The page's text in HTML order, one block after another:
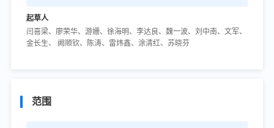
起草人
闫喜梁、廖荣华、游姗、徐海明、李达良、魏一波、刘中南、文军、
金长生、 阙顺钦、陈涛、雷炜鑫、涂清红、苏晓芬
范围